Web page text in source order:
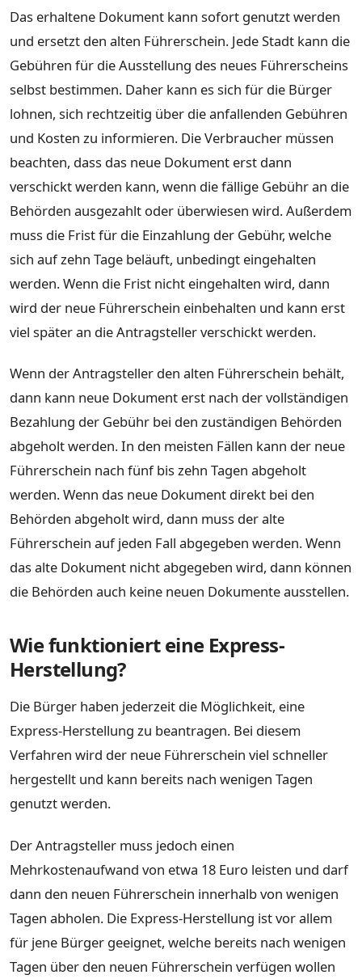
Das erhaltene Dokument kann sofort genutzt werden
und ersetzt den alten Führerschein. Jede Stadt kann die
Gebühren für die Ausstellung des neues Führerscheins
selbst bestimmen. Daher kann es sich für die Bürger
lohnen, sich rechtzeitig über die anfallenden Gebühren
und Kosten zu informieren. Die Verbraucher müssen
beachten, dass das neue Dokument erst dann
verschickt werden kann, wenn die fällige Gebühr an die
Behörden ausgezahlt oder überwiesen wird. Außerdem
muss die Frist für die Einzahlung der Gebühr, welche
sich auf zehn Tage beläuft, unbedingt eingehalten
werden. Wenn die Frist nicht eingehalten wird, dann
wird der neue Führerschein einbehalten und kann erst
viel später an die Antragsteller verschickt werden.
Wenn der Antragsteller den alten Führerschein behält,
dann kann neue Dokument erst nach der vollständigen
Bezahlung der Gebühr bei den zuständigen Behörden
abgeholt werden. In den meisten Fällen kann der neue
Führerschein nach fünf bis zehn Tagen abgeholt
werden. Wenn das neue Dokument direkt bei den
Behörden abgeholt wird, dann muss der alte
Führerschein auf jeden Fall abgegeben werden. Wenn
das alte Dokument nicht abgegeben wird, dann können
die Behörden auch keine neuen Dokumente ausstellen.
Wie funktioniert eine Express-
Herstellung?
Die Bürger haben jederzeit die Möglichkeit, eine
Express-Herstellung zu beantragen. Bei diesem
Verfahren wird der neue Führerschein viel schneller
hergestellt und kann bereits nach wenigen Tagen
genutzt werden.
Der Antragsteller muss jedoch einen
Mehrkostenaufwand von etwa 18 Euro leisten und darf
dann den neuen Führerschein innerhalb von wenigen
Tagen abholen. Die Express-Herstellung ist vor allem
für jene Bürger geeignet, welche bereits nach wenigen
Tagen über den neuen Führerschein verfügen wollen